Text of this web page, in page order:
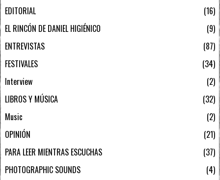
EDITORIAL
16
EL RINCÓN DE DANIEL HIGIÉNICO
9
ENTREVISTAS
87
FESTIVALES
34
Interview
2
LIBROS Y MÚSICA
32
Music
2
OPINIÓN
21
PARA LEER MIENTRAS ESCUCHAS
37
PHOTOGRAPHIC SOUNDS
4